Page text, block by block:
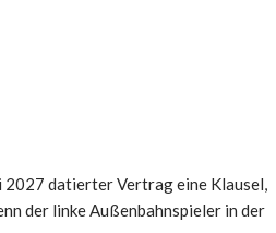
2027 datierter Vertrag eine Klausel,
der linke Außenbahnspieler in der